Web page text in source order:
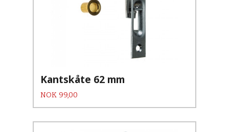
Kantskåte 62 mm
Pris
NOK 99,00